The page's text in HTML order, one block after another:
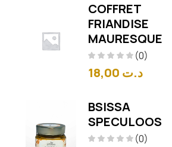
(0)
COFFRET
FRIANDISE
MAURESQUE
د.ت
(0)
BSISSA
SPECULOOS